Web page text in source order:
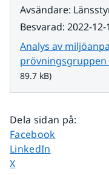
Avsändare:
Besvarad: 2022-12-
Analys av
prövningsgruppen
89.7 kB)
Dela sidan på:
Dela sidan på
Facebook
Dela sidan på
LinkedIn
Dela sidan på
X